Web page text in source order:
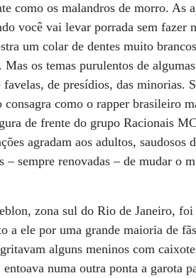
como os malandros de morro. As
você vai levar porrada sem fazer
um colar de dentes muito
os temas purulentos de
de presídios, das minorias.
consagra como o rapper brasileiro
de frente do grupo Racionais
agradam aos adultos, saudosos
– sempre renovadas – de mudar o
zona sul do Rio de Janeiro,
a ele por uma grande maioria de
alguns meninos com
numa outra ponta a garota